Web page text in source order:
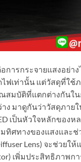
การกระจายแสงอย่า
ไฟเท่านั้น แต่วัสดุที่
มบัติที่แตกต่างกันใ
ง มาดูกันว่าวัสดุภาย
เป็นหัวใจหลักขอ
ทิศทางของแสงและ
Lens) จะช่วยใ
เพิ่มประสิทธิภาพ